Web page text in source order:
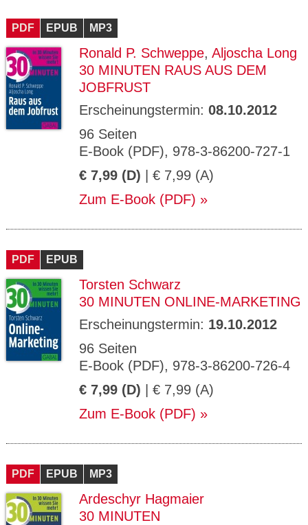
PDF EPUB MP3
Ronald P. Schweppe, Aljoscha Long
30 MINUTEN RAUS AUS DEM
JOBFRUST
Erscheinungstermin: 08.10.2012
96 Seiten
E-Book (PDF), 978-3-86200-727-1
€ 7,99 (D) | € 7,99 (A)
Zum E-Book (PDF)
PDF EPUB
Torsten Schwarz
30 MINUTEN ONLINE-MARKETING
Erscheinungstermin: 19.10.2012
96 Seiten
E-Book (PDF), 978-3-86200-726-4
€ 7,99 (D) | € 7,99 (A)
Zum E-Book (PDF)
PDF EPUB MP3
Ardeschyr Hagmaier
30 MINUTEN